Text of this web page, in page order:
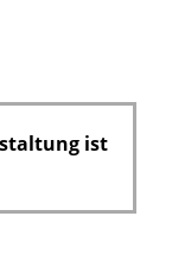
ist